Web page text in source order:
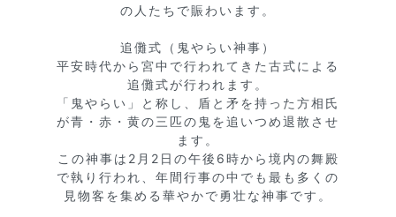
の人たちで賑わいます。
追儺式（鬼やらい神事）
平安時代から宮中で行われてきた古式による
追儺式が行われます。
「鬼やらい」と称し、盾と矛を持った方相氏
が青・赤・黄の三匹の鬼を追いつめ退散させ
ます。
この神事は2月2日の午後6時から境内の舞殿
で執り行われ、年間行事の中でも最も多くの
見物客を集める華やかで勇壮な神事です。